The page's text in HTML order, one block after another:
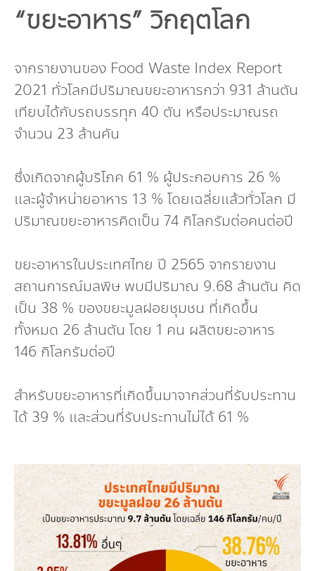
“ขยะอาหาร” วิกฤตโลก
จากรายงานของ Food Waste Index Report
2021 ทั่วโลกมีปริมาณขยะอาหารกว่า 931 ล้านตัน
เทียบได้กับรถบรรทุก 40 ตัน หรือประมาณรถ
จำนวน 23 ล้านคัน
ซึ่งเกิดจากผู้บริโภค 61 % ผู้ประกอบการ 26 %
และผู้จำหน่ายอาหาร 13 % โดยเฉลี่ยแล้วทั่วโลก มี
ปริมาณขยะอาหารคิดเป็น 74 กิโลกรัมต่อคนต่อปี
ขยะอาหารในประเทศไทย ปี 2565 จากรายงาน
สถานการณ์มลพิษ พบมีปริมาณ 9.68 ล้านตัน คิด
เป็น 38 % ของขยะมูลฝอยชุมชน ที่เกิดขึ้น
ทั้งหมด 26 ล้านตัน โดย 1 คน ผลิตขยะอาหาร
146 กิโลกรัมต่อปี
สำหรับขยะอาหารที่เกิดขึ้นมาจากส่วนที่รับประทาน
ได้ 39 % และส่วนที่รับประทานไม่ได้ 61 %